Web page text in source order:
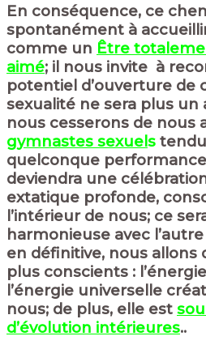
En conséquence, ce
spontanément à
comme un Être
aimé; il nous invite à
potentiel d’ouverture de
sexualité ne sera plus un
nous cesserons de nous
gymnastes sexuels
quelconque
deviendra une
extatique profonde,
l’intérieur de nous; ce
harmonieuse avec l’autre
en définitive, nous allons
plus conscients :
l’énergie universelle
nous; de plus, elle est
d’évolution intérieures..